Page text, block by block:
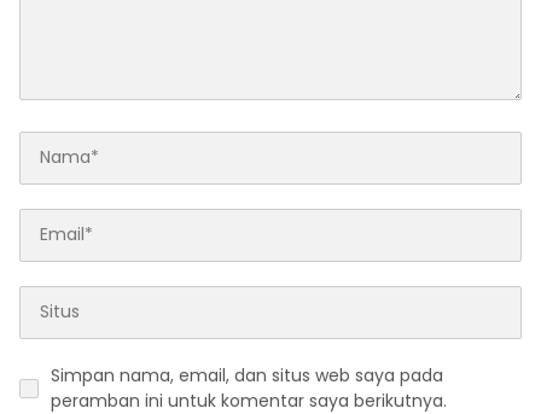
Simpan nama, email, dan situs web saya pada
peramban ini untuk komentar saya berikutnya.